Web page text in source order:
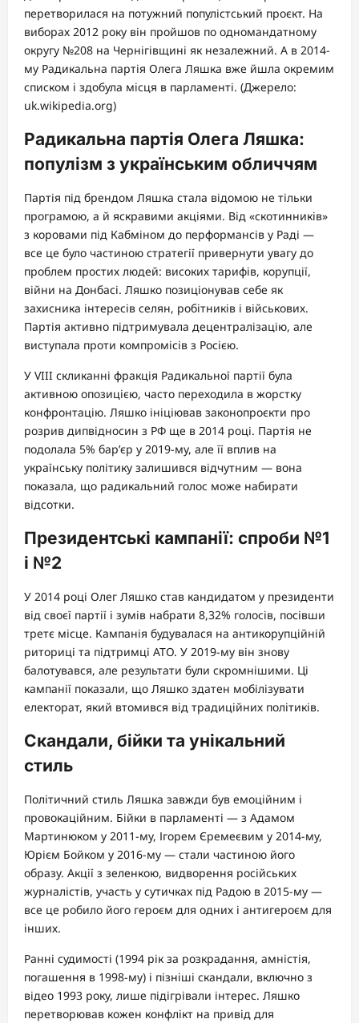
перетворилася на потужний популістський проєкт. На
виборах 2012 року він пройшов по одномандатному
округу №208 на Чернігівщині як незалежний. А в 2014-
му Радикальна партія Олега Ляшка вже йшла окремим
списком і здобула місця в парламенті. (Джерело:
uk.wikipedia.org)
Радикальна партія Олега Ляшка:
популізм з українським обличчям
Партія під брендом Ляшка стала відомою не тільки
програмою, а й яскравими акціями. Від «скотинників»
з коровами під Кабміном до перформансів у Раді —
все це було частиною стратегії привернути увагу до
проблем простих людей: високих тарифів, корупції,
війни на Донбасі. Ляшко позиціонував себе як
захисника інтересів селян, робітників і військових.
Партія активно підтримувала децентралізацію, але
виступала проти компромісів з Росією.
У VIII скликанні фракція Радикальної партії була
активною опозицією, часто переходила в жорстку
конфронтацію. Ляшко ініціював законопроєкти про
розрив дипвідносин з РФ ще в 2014 році. Партія не
подолала 5% бар’єр у 2019-му, але її вплив на
українську політику залишився відчутним — вона
показала, що радикальний голос може набирати
відсотки.
Президентські кампанії: спроби №1
і №2
У 2014 році Олег Ляшко став кандидатом у президенти
від своєї партії і зумів набрати 8,32% голосів, посівши
третє місце. Кампанія будувалася на антикорупційній
риториці та підтримці АТО. У 2019-му він знову
балотувався, але результати були скромнішими. Ці
кампанії показали, що Ляшко здатен мобілізувати
електорат, який втомився від традиційних політиків.
Скандали, бійки та унікальний
стиль
Політичний стиль Ляшка завжди був емоційним і
провокаційним. Бійки в парламенті — з Адамом
Мартинюком у 2011-му, Ігорем Єремеєвим у 2014-му,
Юрієм Бойком у 2016-му — стали частиною його
образу. Акції з зеленкою, видворення російських
журналістів, участь у сутичках під Радою в 2015-му —
все це робило його героєм для одних і антигероєм для
інших.
Ранні судимості (1994 рік за розкрадання, амністія,
погашення в 1998-му) і пізніші скандали, включно з
відео 1993 року, лише підігрівали інтерес. Ляшко
перетворював кожен конфлікт на привід для